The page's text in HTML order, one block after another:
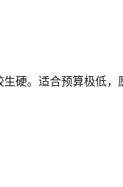
硬。适合预算极低，